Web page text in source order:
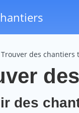
Trouver des chantiers
des